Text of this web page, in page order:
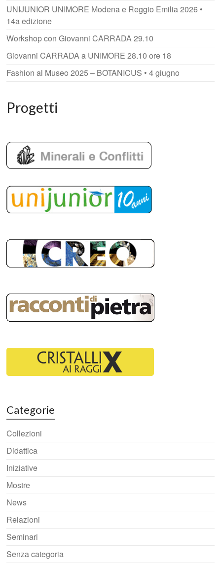
UNIJUNIOR UNIMORE Modena e Reggio Emilia 2026 •
14a edizione
Workshop con Giovanni CARRADA 29.10
Giovanni CARRADA a UNIMORE 28.10 ore 18
Fashion al Museo 2025 – BOTANICUS • 4 giugno
Progetti
Categorie
Collezioni
Didattica
Iniziative
Mostre
News
Relazioni
Seminari
Senza categoria